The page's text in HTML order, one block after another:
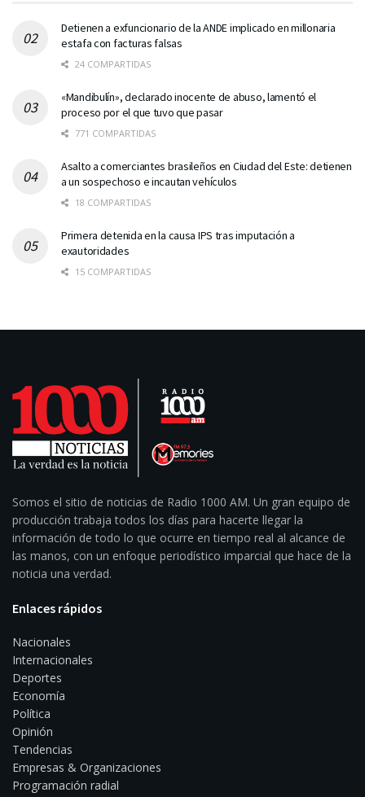
Detienen a exfuncionario de la ANDE implicado en millonaria
estafa con facturas falsas
24 COMPARTIDAS
«Mandibulín», declarado inocente de abuso, lamentó el
proceso por el que tuvo que pasar
771 COMPARTIDAS
Asalto a comerciantes brasileños en Ciudad del Este: detienen
a un sospechoso e incautan vehículos
18 COMPARTIDAS
Primera detenida en la causa IPS tras imputación a
exautoridades
15 COMPARTIDAS
Somos el sitio de noticias de Radio 1000 AM. Un gran equipo de
producción trabaja todos los días para hacerte llegar la
información de todo lo que ocurre en tiempo real al alcance de
las manos, con un enfoque periodístico imparcial que hace de la
noticia una verdad.
Enlaces rápidos
Nacionales
Internacionales
Deportes
Economía
Política
Opinión
Tendencias
Empresas & Organizaciones
Programación radial